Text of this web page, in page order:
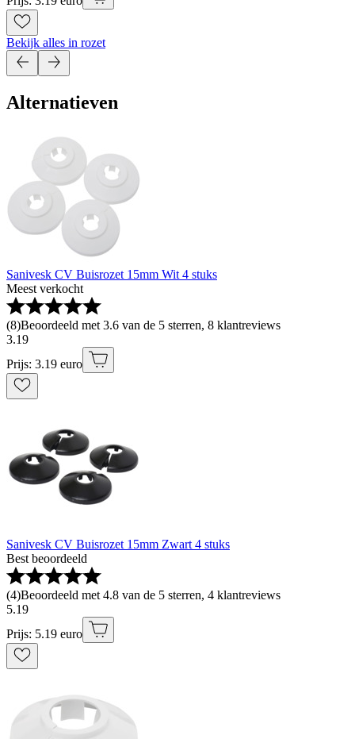
Bekijk alles in rozet
Alternatieven
Sanivesk CV Buisrozet 15mm Wit 4 stuks
Meest verkocht
(8)Beoordeeld met 3.6 van de 5 sterren, 8 klantreviews
3.19
Prijs: 3.19 euro
Sanivesk CV Buisrozet 15mm Zwart 4 stuks
Best beoordeeld
(4)Beoordeeld met 4.8 van de 5 sterren, 4 klantreviews
5.19
Prijs: 5.19 euro